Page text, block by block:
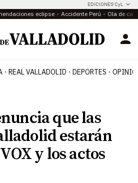
EDICIONES CyL
eclipse Accidente Perú Ola de
REAL VALLADOLID DEPORTES
que las
estarán
y los actos